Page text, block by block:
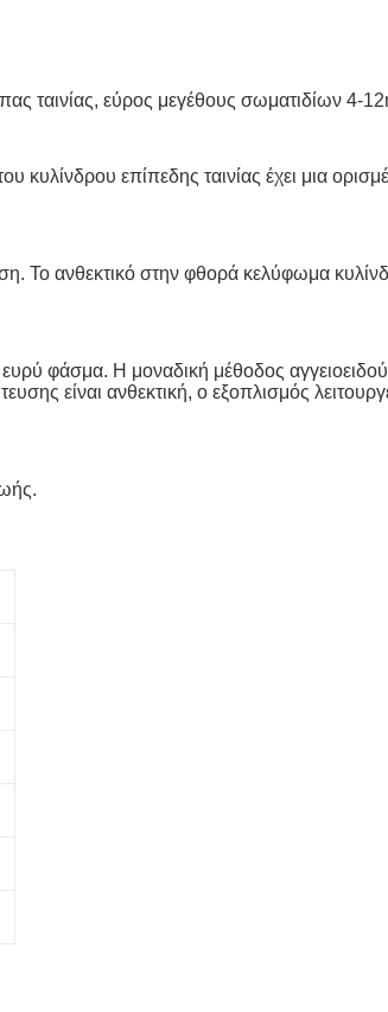
ταινίας, εύρος μεγέθους σωματιδίων 4-
επίπεδης ταινίας έχει μια
Το ανθεκτικό στην φθορά κελύφωμα
φάσμα. Η μοναδική μέθοδος
είναι ανθεκτική, ο εξοπλισμός